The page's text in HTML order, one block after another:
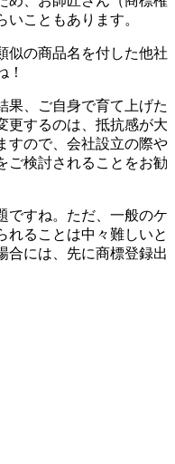
こともあります。
似の商品名を付した他社
！
果、ご自身で育て上げた
更するのは、抵抗感が大
すので、会社設立の際や
ご検討されることをお勧
ですね。ただ、一般のケ
れることは中々難しいと
合には、先に商標登録出